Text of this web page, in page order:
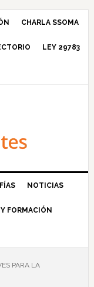
CHARLA SSOMA
LEY 29783
NOTICIAS
FORMACIÓN
PARA LA